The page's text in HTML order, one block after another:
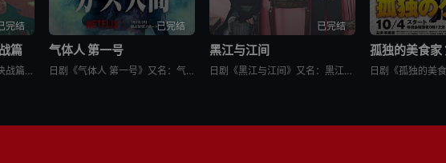
完结
篇
日剧《新选组镇魂歌 京都决战篇》又名：ちるらん 新撰組鎮魂歌 配信ドラマ,ちるらん 新撰組鎮魂歌 京都決戦篇，讲述了：幕末的江户，终日打架斗殴、被称作“刺头”的土方岁三，与近藤勇、山南敬助、冲田总司等
已完结
气体人 第一号
日剧《气体人 第一号》又名：气体人第一号,气体人 第1号,气体人,Human Vapor,ガス人間，讲述了：冈本贤治（小栗旬 饰）是一位停职中的刑警，受命追查造成一连串离奇命案的罪魁祸首。一切始于一位
已完结
黑江与江间
日剧《黑江与江间》又名：黑江间,克洛伊与艾玛,克洛伊玛,克萝埃艾玛,クロエマ，讲述了：故事围绕着同时失去工作、恋人和住所的30岁女性艾玛展开。她在落魄之际偶遇神秘资产家克洛伊，两人随即在后者的豪宅中开
孤独的美食家